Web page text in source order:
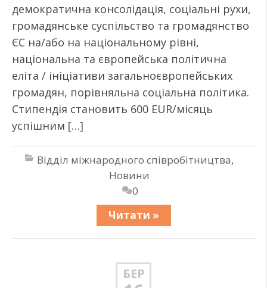
демократична консолідація, соціальні рухи,
громадянське суспільство та громадянство
ЄС на/або на національному рівні,
національна та європейська політична
еліта / ініціативи загальноєвропейських
громадян, порівняльна соціальна політика.
Стипендія становить 600 EUR/місяць
успішним […]
Відділ міжнародного співробітництва,
Новини
0
Читати »
БЕР